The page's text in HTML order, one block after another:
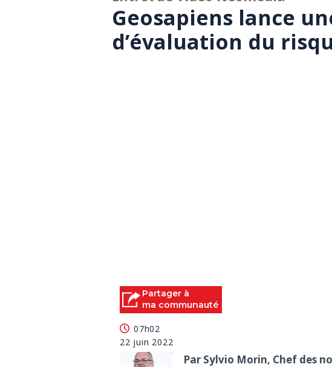
Geosapiens lance
d’évaluation du
Partager à
ma communauté
07h02
22 juin 2022
Par Sylvio Morin, Chef des